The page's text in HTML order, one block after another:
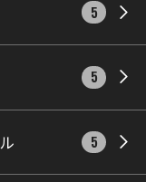
5
5
5